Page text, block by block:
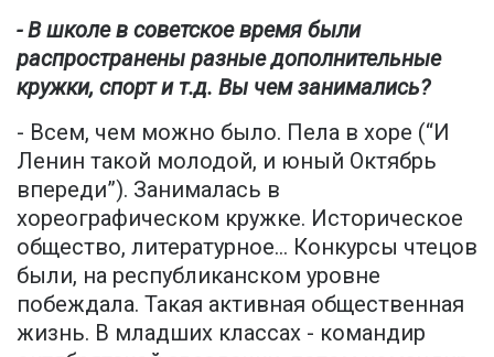
- В школе в советское время были
распространены разные дополнительные
кружки, спорт и т.д. Вы чем занимались?
- Всем, чем можно было. Пела в хоре (“И
Ленин такой молодой, и юный Октябрь
впереди”). Занималась в
хореографическом кружке. Историческое
общество, литературное… Конкурсы чтецов
были, на республиканском уровне
побеждала. Такая активная общественная
жизнь. В младших классах - командир